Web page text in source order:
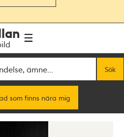
Sök
som finns nära mig